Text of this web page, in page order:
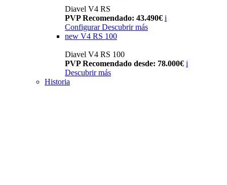
Diavel V4 RS
PVP Recomendado: 43.490€ i
Configurar Descubrir más
new V4 RS 100
Diavel V4 RS 100
PVP Recomendado desde: 78.000€ i
Descubrir más
Historia